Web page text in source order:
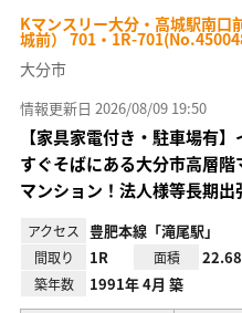
Kマンスリー大分・高城駅南口
城前） 701・1R-
大分市
情報更新日 2026/08/09 19:50
【家具家電付き・駐車場有
すぐそばにある大分市高層階
マンション！法人様等長期出
アクセス 豊肥本線「滝尾駅」
間取り 1R 面積
築年数 1991年 4月 築